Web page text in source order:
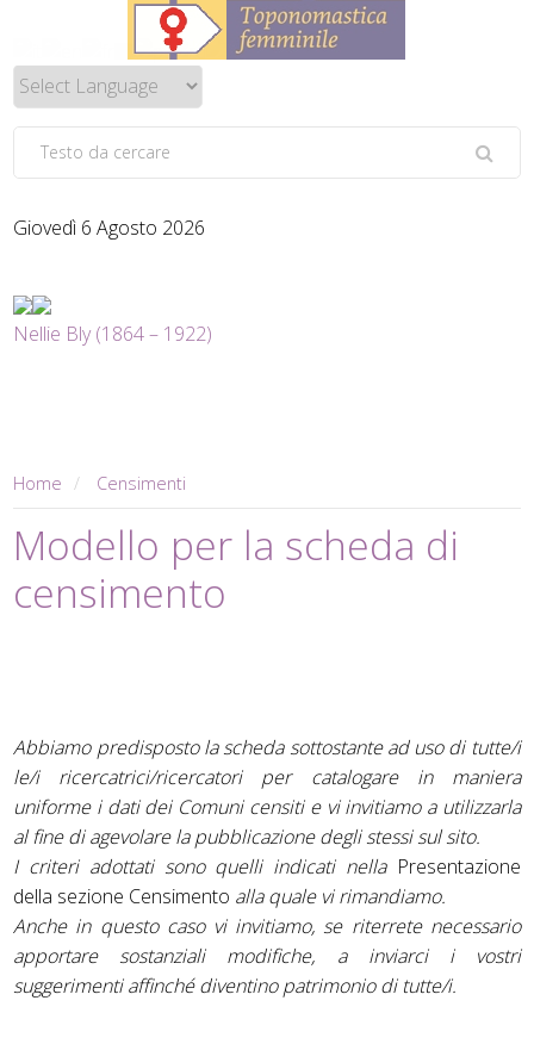
Giovedì 6 Agosto 2026
Nellie Bly (1864 – 1922)
Home Censimenti
Modello per la scheda di
censimento
Abbiamo predisposto la scheda sottostante ad uso di tutte/i
le/i ricercatrici/ricercatori per catalogare in maniera
uniforme i dati dei Comuni censiti e vi invitiamo a utilizzarla
al fine di agevolare la pubblicazione degli stessi sul sito.
I criteri adottati sono quelli indicati nella Presentazione
della sezione Censimento alla quale vi rimandiamo.
Anche in questo caso vi invitiamo, se riterrete necessario
apportare sostanziali modifiche, a inviarci i vostri
suggerimenti affinché diventino patrimonio di tutte/i.